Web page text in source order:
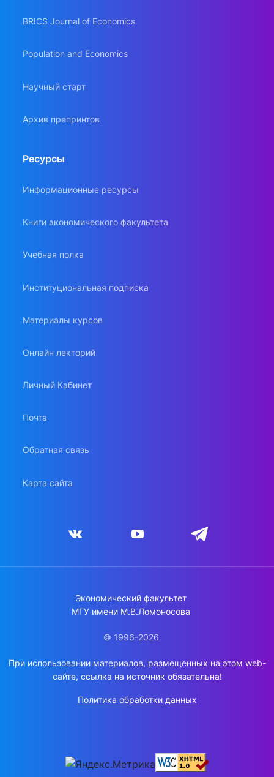
BRICS Journal of Economics
Population and Economics
Научный старт
Архив препринтов
Ресурсы
Информационные ресурсы
Книги экономического факультета
Учебная полка
Институциональная подписка
Материалы курсов
Онлайн лекторий
Личный Кабинет
Почта
Обратная связь
Карта сайта
Экономический факультет
МГУ имени М.В.Ломоносова
© 1996-2026
При использовании материалов, размещенных на этом web-
сайте, ссылка на источник обязательна!
Политика обработки данных